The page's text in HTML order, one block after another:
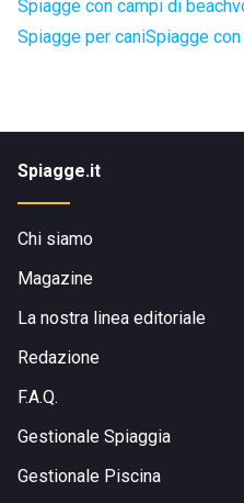
Spiagge con campi di
Spiagge per caniSpiagge
Spiagge.it
Chi siamo
Magazine
La nostra linea editoriale
Redazione
F.A.Q.
Gestionale Spiaggia
Gestionale Piscina